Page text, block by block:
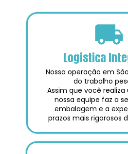
Logística
Nossa operação em
do trabalho
Assim que você
nossa equipe faz a
embalagem e a
prazos mais rigorosos